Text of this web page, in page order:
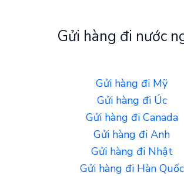
Gửi hàng đi nước
Gửi hàng đi Mỹ
Gửi hàng đi Úc
Gửi hàng đi Canada
Gửi hàng đi Anh
Gửi hàng đi Nhật
Gửi hàng đi Hàn Quốc